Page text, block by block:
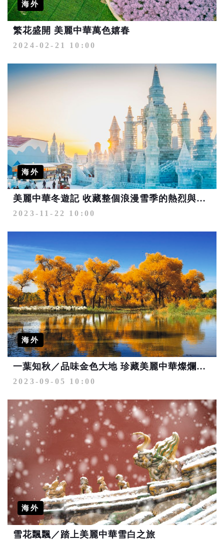
海外
繁花盛開 美麗中華萬色嬉春
2024-02-21 10:00
海外
美麗中華冬遊記 收藏整個浪漫雪季的熱烈與繽紛
2023-11-22 10:00
海外
一葉知秋／品味金色大地 珍藏美麗中華燦爛畫卷
2023-09-05 10:00
海外
雪花飄飄／踏上美麗中華雪白之旅